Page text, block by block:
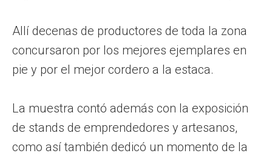
Allí decenas de productores de toda la zona
concursaron por los mejores ejemplares en
pie y por el mejor cordero a la estaca.
La muestra contó además con la exposición
de stands de emprendedores y artesanos,
como así también dedicó un momento de la